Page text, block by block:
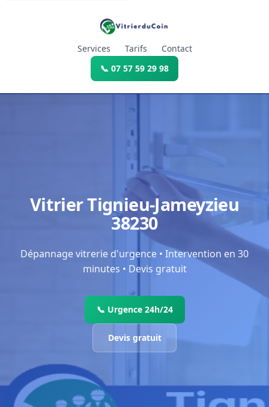
Services Tarifs
Contact
📞 07 57 59 29 98
Vitrier Tignieu-Jameyzieu
38230
Dépannage vitrerie d'urgence • Intervention en 30
minutes • Devis gratuit
📞 Urgence 24h/24
Devis gratuit